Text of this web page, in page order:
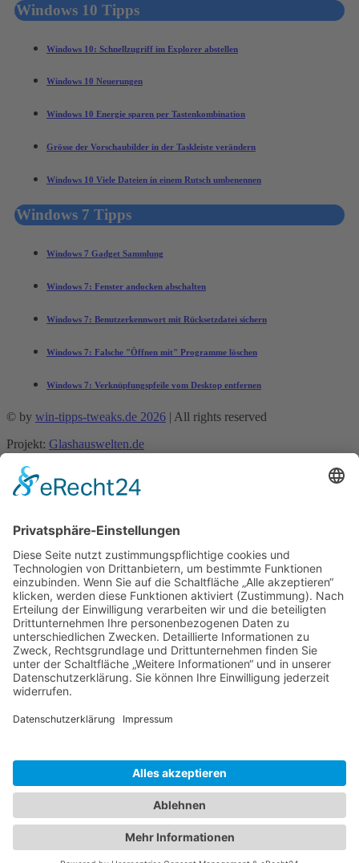
Windows 10 Tipps
Windows 10: Schnellzugriff im Explorer abstellen
Windows 10 Neuerungen
Windows 10 Energie sparen per Tastenkombination
Grösse der Vorschaubilder in der Taskleiste verändern
Windows 10 Viele Dateien in einem Rutsch umbenennen
Windows 7 Tipps
Windows 7 Gadget Sammlung
Windows 7: Fenster andocken abschalten
Windows 7: Benutzerkennwort mit Rücksetzdatei sichern
Windows 7: Falsche "Öffnen mit" Programme löschen
Windows 7: Verknüpfungspfeile vom Desktop entfernen
© by win-tipps-tweaks.de 2026 | All rights reserved
Projekt: Glashauswelten.de
Mobile Menu Toggle
Excel
Outlook
Powerpoint
Allgemein
Künstliche Intelligenz
Gemini
ChatGPT
Windows 11 Tipps Tricks
Windows 10 Tipps
Windows 8 Tipps
Windows 7 Tipps
Windows 7 Tricks
Fritzbox-Tipps
Praxistipps
Software
News